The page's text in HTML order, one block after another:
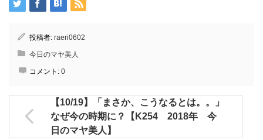
投稿者: raeri0602
今日のマヤ美人
コメント: 0
【10/19】「まさか、こうなるとは。。」
なぜ今の時期に？【K254 2018年 今
日のマヤ美人】